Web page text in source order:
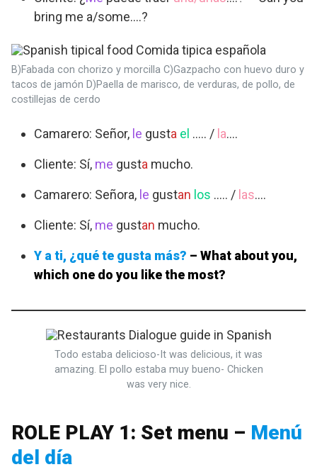
bring me a/some….?
B)Fabada con chorizo y morcilla C)Gazpacho con huevo duro y
tacos de jamón D)Paella de marisco, de verduras, de pollo, de
costillejas de cerdo
Camarero: Señor, le gusta el ….. / la….
Cliente: Sí, me gusta mucho.
Camarero: Señora, le gustan los ….. / las….
Cliente: Sí, me gustan mucho.
Y a ti, ¿qué te gusta más? – What about you,
which one do you like the most?
Todo estaba delicioso-It was delicious, it was
amazing. El pollo estaba muy bueno- Chicken
was very nice.
ROLE PLAY 1: Set menu – Menú
del día